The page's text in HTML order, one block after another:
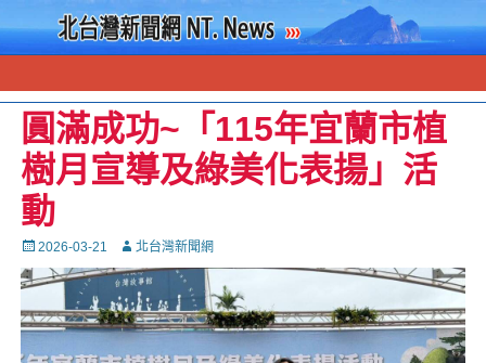
圓滿成功~「115年宜蘭市植
樹月宣導及綠美化表揚」活
動
Posted
on
2026-03-21 Autor北台灣新聞網